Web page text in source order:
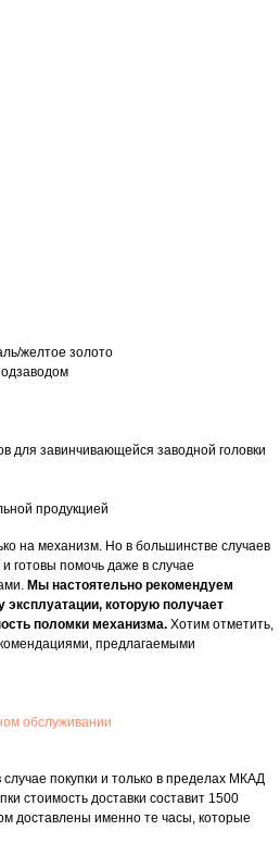
желтое золото
для завинчивающейся заводной головки
продукцией
на механизм. Но в большинстве случаев
готовы помочь даже в случае
Мы настоятельно рекомендуем
эксплуатации, которую получает
поломки механизма. Хотим отметить,
предлагаемыми
обслуживании
покупки и только в пределах МКАД
стоимость доставки составит 1500
доставлены именно те часы, которые